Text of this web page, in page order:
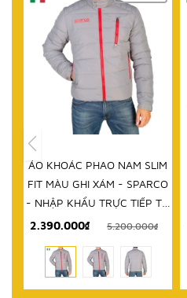
ÁO KHOÁC PHAO NAM SLIM
FIT MÀU GHI XÁM - SPARCO
- NHẬP KHẨU TRỰC TIẾP TỪ
ITALY
2.390.000₫ 5.200.000₫